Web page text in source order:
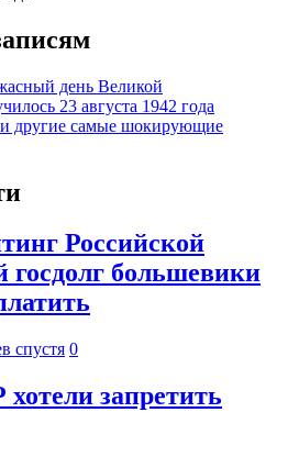
день Великой
23 августа 1942 года
и другие самые шокирующие
Российской
большевики
спустя 0
запретить